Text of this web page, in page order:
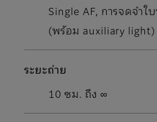
Single AF, การจดจำ
(พร้อม auxiliary light)
ระยะถ่าย
10 ซม. ถึง ∞